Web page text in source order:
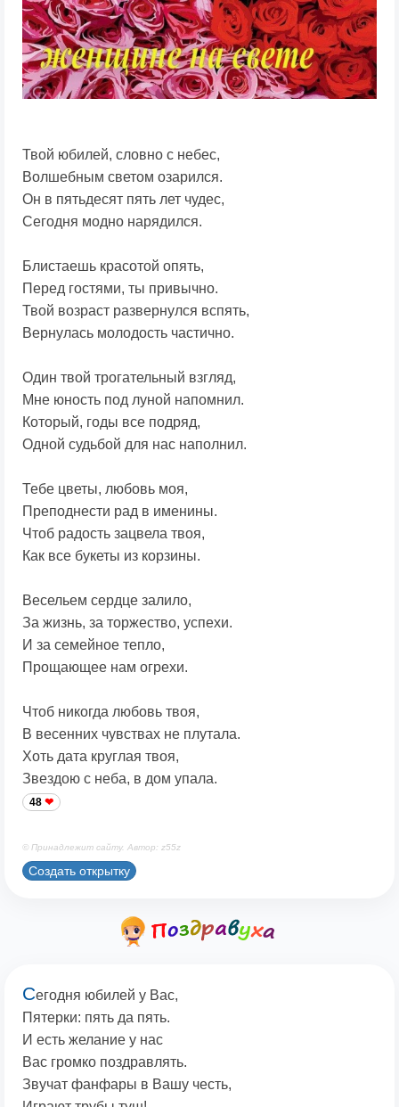
Твой юбилей, словно с небес,
Волшебным светом озарился.
Он в пятьдесят пять лет чудес,
Сегодня модно нарядился.
Блистаешь красотой опять,
Перед гостями, ты привычно.
Твой возраст развернулся вспять,
Вернулась молодость частично.
Один твой трогательный взгляд,
Мне юность под луной напомнил.
Который, годы все подряд,
Одной судьбой для нас наполнил.
Тебе цветы, любовь моя,
Преподнести рад в именины.
Чтоб радость зацвела твоя,
Как все букеты из корзины.
Весельем сердце залило,
За жизнь, за торжество, успехи.
И за семейное тепло,
Прощающее нам огрехи.
Чтоб никогда любовь твоя,
В весенних чувствах не плутала.
Хоть дата круглая твоя,
Звездою с неба, в дом упала.
48
© Принадлежит сайту. Автор: z55z
Создать открытку
Сегодня юбилей у Вас,
Пятерки: пять да пять.
И есть желание у нас
Вас громко поздравлять.
Звучат фанфары в Вашу честь,